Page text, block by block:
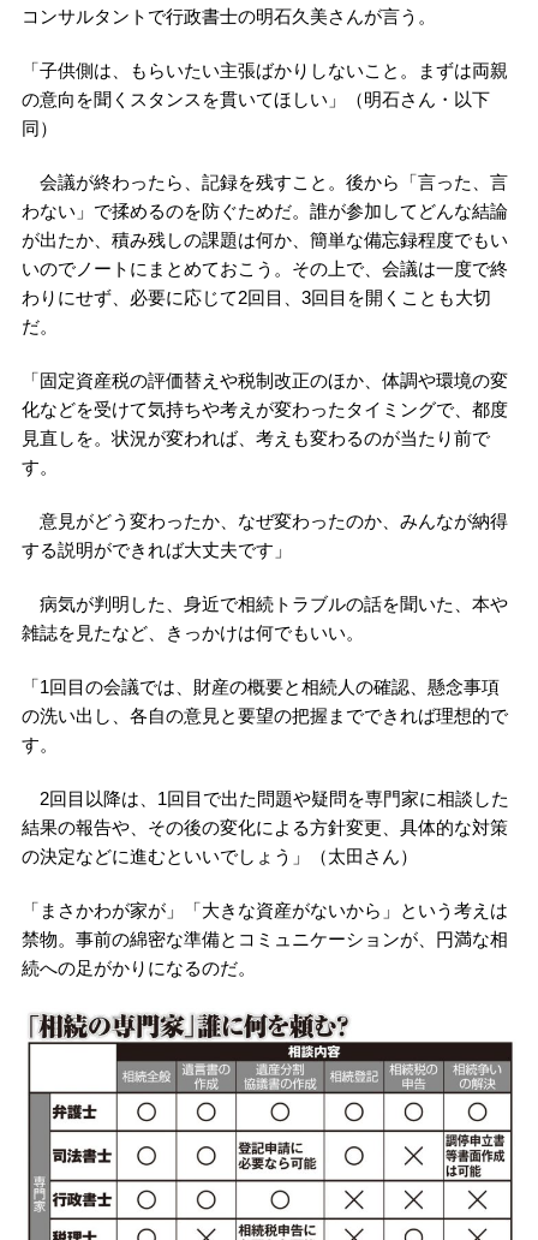
コンサルタントで行政書士の明石久美さんが言う。
「子供側は、もらいたい主張ばかりしないこと。まずは両親
の意向を聞くスタンスを貫いてほしい」（明石さん・以下
同）
会議が終わったら、記録を残すこと。後から「言った、言
わない」で揉めるのを防ぐためだ。誰が参加してどんな結論
が出たか、積み残しの課題は何か、簡単な備忘録程度でもい
いのでノートにまとめておこう。その上で、会議は一度で終
わりにせず、必要に応じて2回目、3回目を開くことも大切
だ。
「固定資産税の評価替えや税制改正のほか、体調や環境の変
化などを受けて気持ちや考えが変わったタイミングで、都度
見直しを。状況が変われば、考えも変わるのが当たり前で
す。
意見がどう変わったか、なぜ変わったのか、みんなが納得
する説明ができれば大丈夫です」
病気が判明した、身近で相続トラブルの話を聞いた、本や
雑誌を見たなど、きっかけは何でもいい。
「1回目の会議では、財産の概要と相続人の確認、懸念事項
の洗い出し、各自の意見と要望の把握までできれば理想的で
す。
2回目以降は、1回目で出た問題や疑問を専門家に相談した
結果の報告や、その後の変化による方針変更、具体的な対策
の決定などに進むといいでしょう」（太田さん）
「まさかわが家が」「大きな資産がないから」という考えは
禁物。事前の綿密な準備とコミュニケーションが、円満な相
続への足がかりになるのだ。